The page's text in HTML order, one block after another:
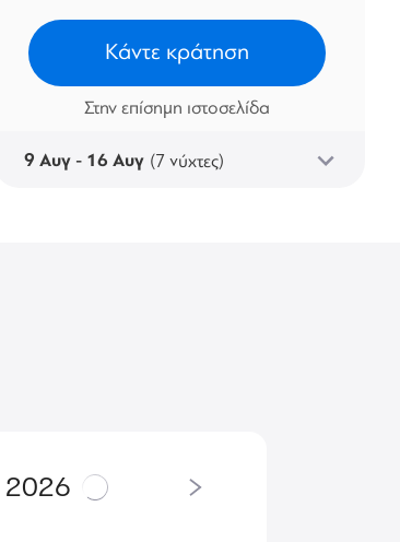
Κάντε κράτηση
Στην επίσημη ιστοσελίδα
9 Αυγ - 16 Αυγ (7 νύχτες)
2026